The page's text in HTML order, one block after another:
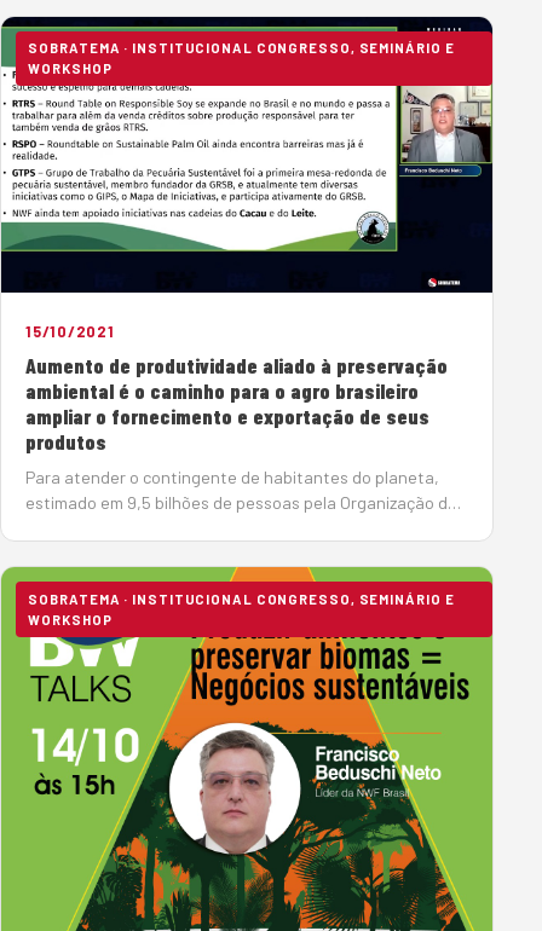
SOBRATEMA · INSTITUCIONAL CONGRESSO, SEMINÁRIO E
WORKSHOP
15/10/2021
Aumento de produtividade aliado à preservação
ambiental é o caminho para o agro brasileiro
ampliar o fornecimento e exportação de seus
produtos
Para atender o contingente de habitantes do planeta,
estimado em 9,5 bilhões de pessoas pela Organização das
SOBRATEMA · INSTITUCIONAL CONGRESSO, SEMINÁRIO E
WORKSHOP